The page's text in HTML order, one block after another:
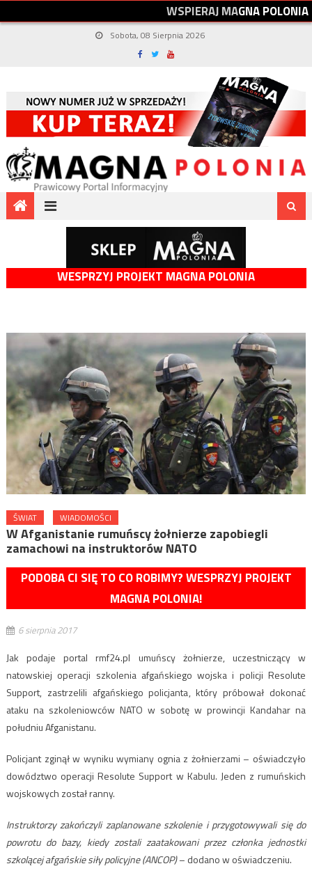
WSPIERAJMAGNAPOLONIA
Sobota, 08 Sierpnia 2026
WESPRZYJ PROJEKT MAGNA POLONIA
ŚWIAT WIADOMOŚCI
W Afganistanie rumuńscy żołnierze zapobiegli
zamachowi na instruktorów NATO
PODOBA CI SIĘ TO CO ROBIMY? WESPRZYJ PROJEKT
MAGNA POLONIA!
6 sierpnia 2017
Jak podaje portal rmf24.pl umuńscy żołnierze, uczestniczący w
natowskiej operacji szkolenia afgańskiego wojska i policji Resolute
Support, zastrzelili afgańskiego policjanta, który próbował dokonać
ataku na szkoleniowców NATO w sobotę w prowincji Kandahar na
południu Afganistanu.
Policjant zginął w wyniku wymiany ognia z żołnierzami – oświadczyło
dowództwo operacji Resolute Support w Kabulu. Jeden z rumuńskich
wojskowych został ranny.
Instruktorzy zakończyli zaplanowane szkolenie i przygotowywali się do
powrotu do bazy, kiedy zostali zaatakowani przez członka jednostki
szkolącej afgańskie siły policyjne (ANCOP)– dodano w oświadczeniu.